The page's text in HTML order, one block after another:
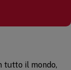
tutto il mondo,